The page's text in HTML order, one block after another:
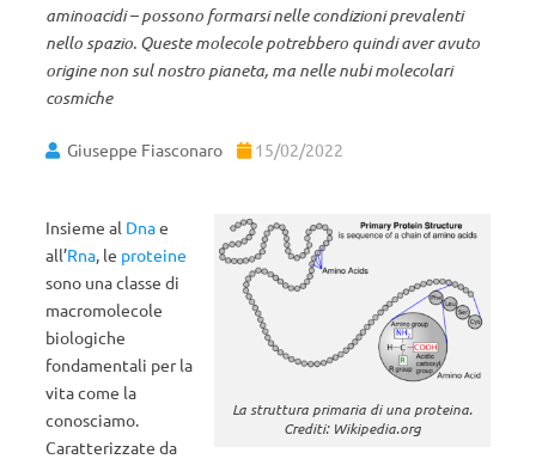
aminoacidi – possono formarsi nelle condizioni prevalenti
nello spazio. Queste molecole potrebbero quindi aver avuto
origine non sul nostro pianeta, ma nelle nubi molecolari
cosmiche
Giuseppe Fiasconaro 15/02/2022
La struttura primaria di una proteina.
Crediti: Wikipedia.org
Insieme al Dnae
all’Rna, le proteine
sono una classe di
macromolecole
biologiche
fondamentali per la
vita come la
conosciamo.
Caratterizzate da